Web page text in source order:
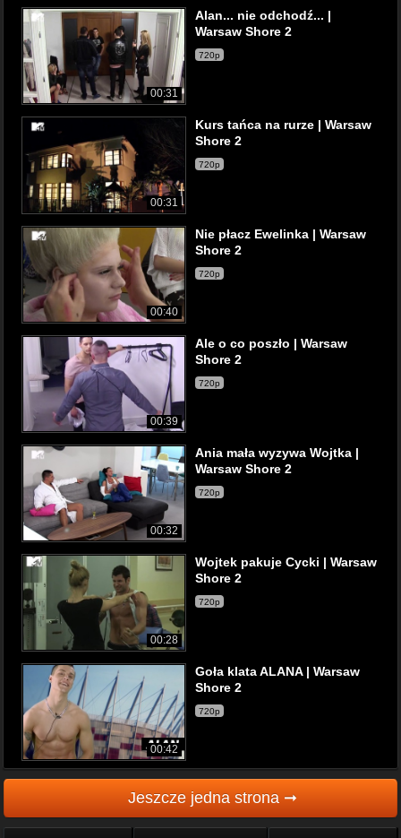
00:31
Alan... nie odchodź... |
Warsaw Shore 2
720p
00:31
Kurs tańca na rurze | Warsaw
Shore 2
720p
00:40
Nie płacz Ewelinka | Warsaw
Shore 2
720p
00:39
Ale o co poszło | Warsaw
Shore 2
720p
00:32
Ania mała wyzywa Wojtka |
Warsaw Shore 2
720p
00:28
Wojtek pakuje Cycki | Warsaw
Shore 2
720p
00:42
Goła klata ALANA | Warsaw
Shore 2
720p
Jeszcze jedna strona ➞